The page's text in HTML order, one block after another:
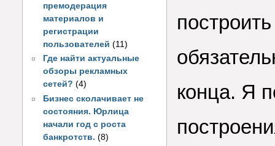
премодерация
материалов и
регистрации
пользователей(11)
Где найти актуальные
обзоры рекламных
сетей? (4)
Бизнес сколачивает не
состояния. Юрлица
начали год с роста
банкротств. (8)
конца. Я